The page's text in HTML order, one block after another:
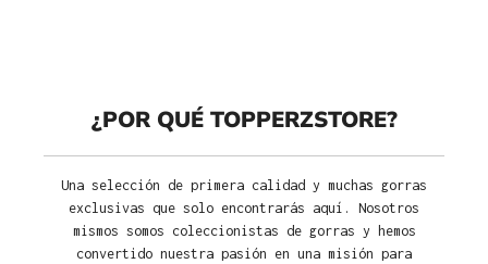
¿POR QUÉ TOPPERZSTORE?
Una selección de primera calidad y muchas gorras
exclusivas que solo encontrarás aquí. Nosotros
mismos somos coleccionistas de gorras y hemos
convertido nuestra pasión en una misión para